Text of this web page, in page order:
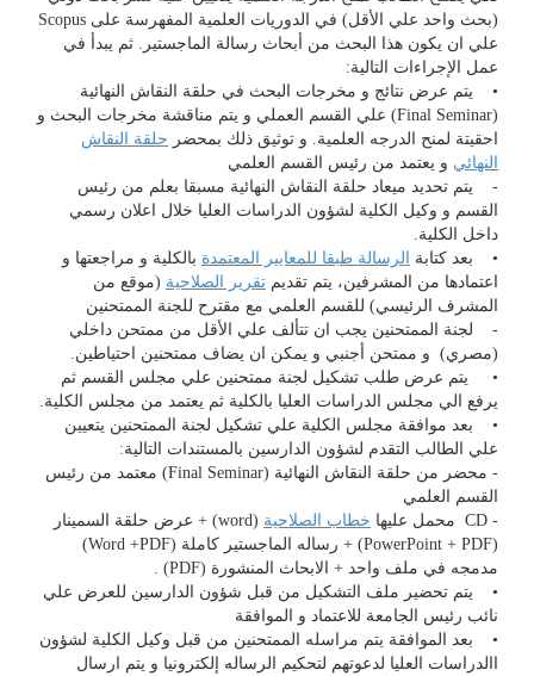
(بحث واحد علي الأقل) في الدوريات العلمية المفهرسة على Scopus
علي ان يكون هذا البحث من أبحاث رسالة الماجستير. ثم يبدأ في
عمل الإجراءات التالية:
• يتم عرض نتائج و مخرجات البحث في حلقة النقاش النهائية
(Final Seminar) علي القسم العملي و يتم مناقشة مخرجات البحث و
احقيتة لمنح الدرجه العلمية. و توثيق ذلك بمحضر حلقة النقاش
النهائي و يعتمد من رئيس القسم العلمي
- يتم تحديد ميعاد حلقة النقاش النهائية مسبقا بعلم من رئيس
القسم و وكيل الكلية لشؤون الدراسات العليا خلال اعلان رسمي
داخل الكلية.
• بعد كتابة
الرسالة طبقا للمعايير المعتمدة بالكلية و مراجعتها و
اعتمادها من المشرفين، يتم تقديم تقرير الصلاحية (موقع من
المشرف الرئيسي) للقسم العلمي مع مقترح للجنة الممتحنين
- لجنة الممتحنين يجب ان تتألف علي الأقل من ممتحن داخلي
(مصري) و ممتحن أجنبي و يمكن ان يضاف ممتحنين احتياطين.
• يتم عرض طلب تشكيل لجنة ممتحنين علي مجلس القسم ثم
يرفع الي مجلس الدراسات العليا بالكلية ثم يعتمد من مجلس الكلية.
• بعد موافقة مجلس الكلية علي تشكيل لجنة الممتحنين يتعيين
علي الطالب التقدم لشؤون الدارسين بالمستندات التالية:
- محضر من حلقة النقاش النهائية (Final Seminar) معتمد من رئيس
القسم العلمي
- CD محمل عليها
خطاب الصلاحية
(word) + عرض حلقة السمينار
(PowerPoint + PDF) + رساله الماجستير كاملة (Word +PDF)
مدمجه في ملف واحد + الابحاث المنشورة (PDF) .
• يتم تحضير ملف التشكيل من قبل شؤون الدارسين للعرض علي
نائب رئيس الجامعة للاعتماد و الموافقة
• بعد الموافقة يتم مراسله الممتحنين من قبل وكيل الكلية لشؤون
االدراسات العليا لدعوتهم لتحكيم الرساله إلكترونيا و يتم ارسال